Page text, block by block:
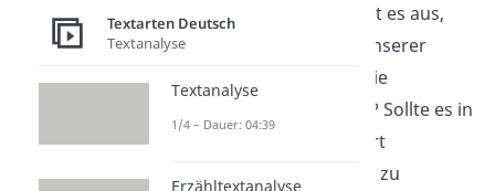
schaffen. Doch wie sieht es aus,
wenn diese Produkte unserer
Gesundheit schaden, wie
Zigaretten und Alkohol? Sollte es in
Ordnung sein, für derart
gefährliche Substanzen zu
Textarten Deutsch
Textanalyse
Textanalyse
1/4 – Dauer: 04:39
Erzähltextanalyse